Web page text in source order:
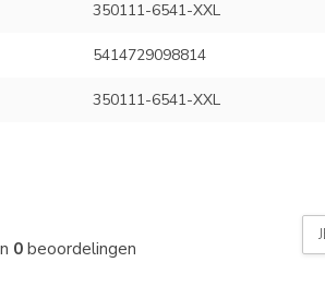
350111-6541-XXL
5414729098814
350111-6541-XXL
0beoordelingen